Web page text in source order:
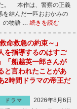
。 本作は、警察の正義
を結んだ一匹おおかみの
の物語 … 続きを読む
命救急の約束～」
を指導するのはすご
「船越英一郎さんが
と言われたことがあ
2時間ドラマの帝王だ
ドラマ
2026年8月6日